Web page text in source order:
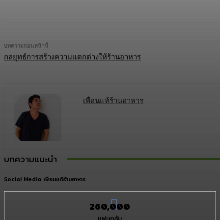
บทความก่อนหน้านี้
กลยุทธ์การสร้างความแตกต่างให้ร้านอาหาร
เพื่อนแท้ร้านอาหาร
บทความแนะนำ
Social Media เพื่อนแท้ร้านอาหาร
260,000
แฟนคลับ